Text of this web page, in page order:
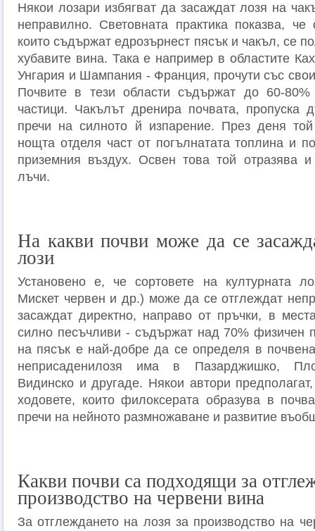
Някои лозари избягват да засаждат лозя на
неправилно. Световната практика показва,
които съдържат едрозърнест пясък и чакъл, се
хубавите вина. Така е например в областите
Унгария и Шампания - Франция, прочути със
Почвите в тези области съдържат до 60-
частици. Чакълът дренира почвата, пропуска
пречи на силното й изпарение. През деня
нощта отделя част от погълнатата топлина и
приземния въздух. Освен това той отразява
лъчи.
На какви почви може да се
лози
Установено е, че сортовете на културната
Мискет червен и др.) може да се отглеждат
засаждат директно, направо от пръчки, в
силно песъчливи - съдържат над 70% физичен
на пясък е най-добре да се определя в
неприсаденилозя има в Пазарджишко,
Видинско и другаде. Някои автори
ходовете, които филоксерата образува в
пречи на нейното размножаване и развитие
Какви почви са подходящи за
производство на червени вина
За отглеждането на лозя за производство на